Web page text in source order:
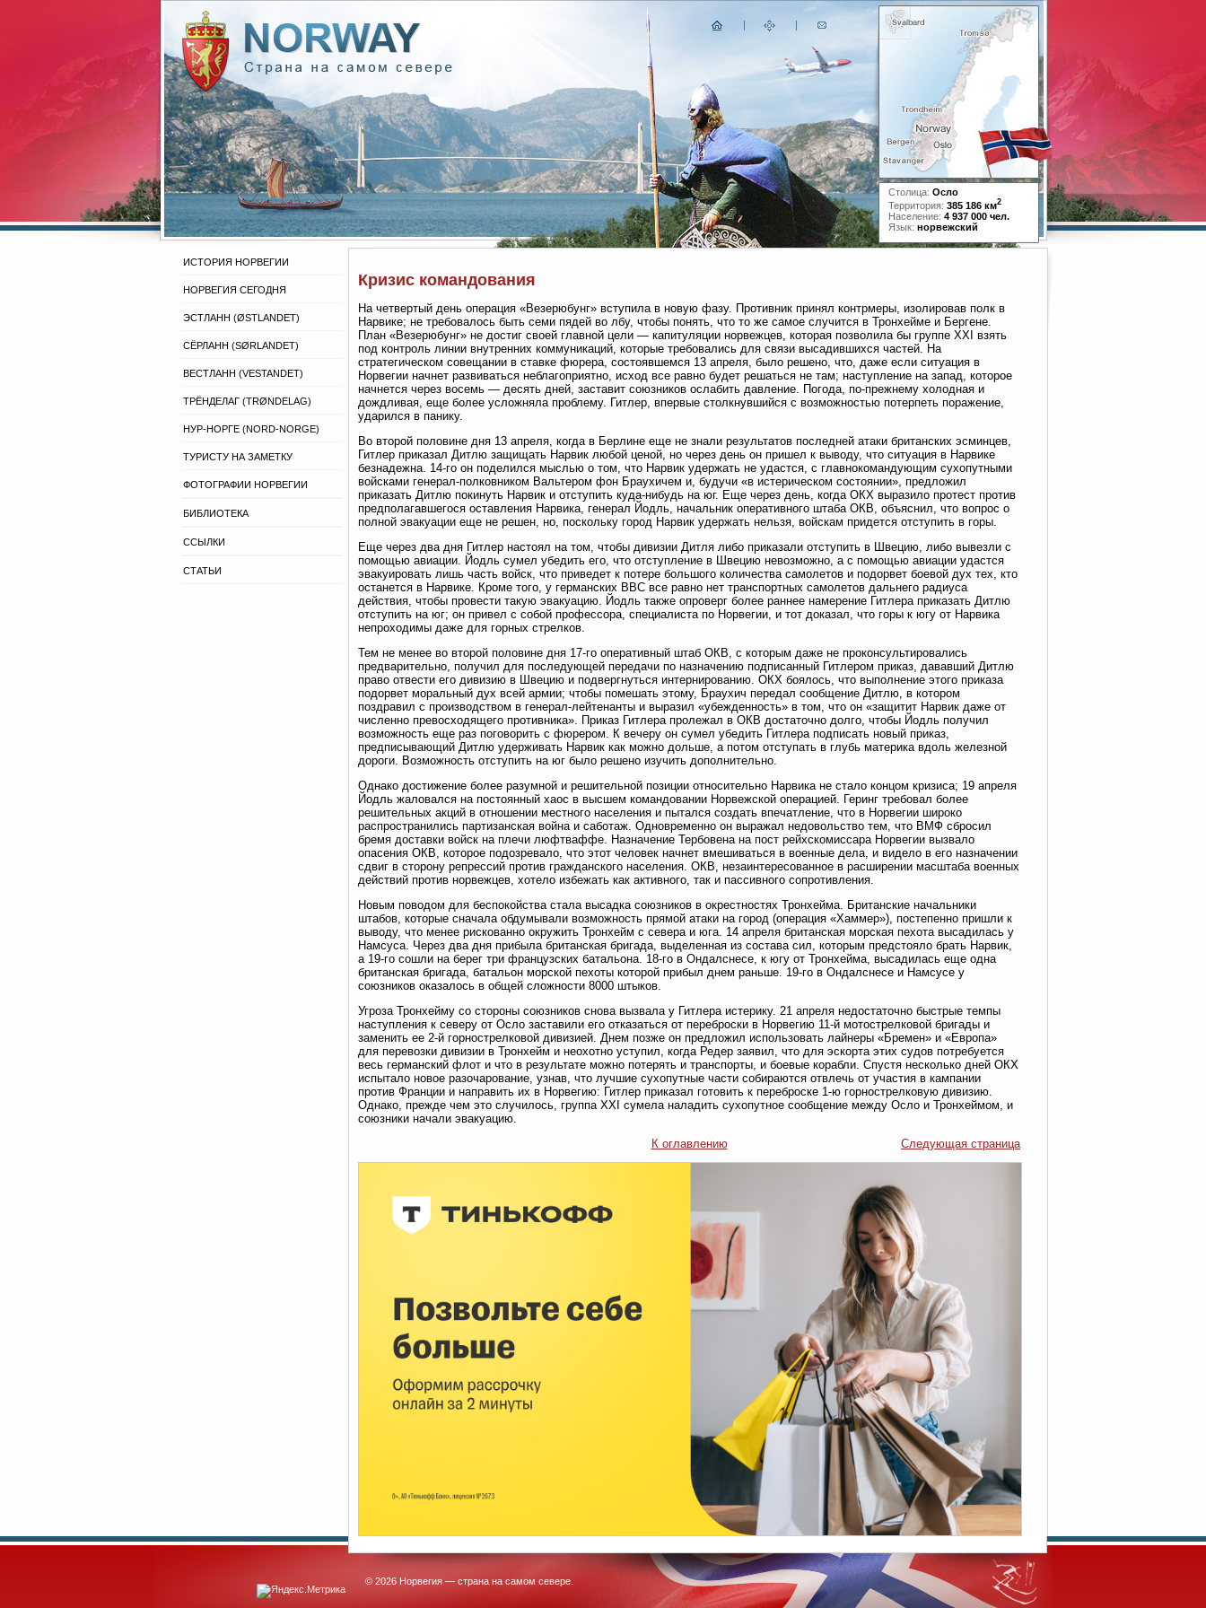
Столица: Осло
Территория: 385 186 км2
Население: 4 937 000 чел.
Язык: норвежский
ИСТОРИЯ НОРВЕГИИ
НОРВЕГИЯ СЕГОДНЯ
ЭСТЛАНН (ØSTLANDET)
СЁРЛАНН (SØRLANDET)
ВЕСТЛАНН (VESTANDET)
ТРЁНДЕЛАГ (TRØNDELAG)
НУР-НОРГЕ (NORD-NORGE)
ТУРИСТУ НА ЗАМЕТКУ
ФОТОГРАФИИ НОРВЕГИИ
БИБЛИОТЕКА
ССЫЛКИ
СТАТЬИ
Кризис командования
На четвертый день операция «Везерюбунг» вступила в новую фазу. Противник принял контрмеры, изолировав полк в
Нарвике; не требовалось быть семи пядей во лбу, чтобы понять, что то же самое случится в Тронхейме и Бергене.
План «Везерюбунг» не достиг своей главной цели — капитуляции норвежцев, которая позволила бы группе XXI взять
под контроль линии внутренних коммуникаций, которые требовались для связи высадившихся частей. На
стратегическом совещании в ставке фюрера, состоявшемся 13 апреля, было решено, что, даже если ситуация в
Норвегии начнет развиваться неблагоприятно, исход все равно будет решаться не там; наступление на запад, которое
начнется через восемь — десять дней, заставит союзников ослабить давление. Погода, по-прежнему холодная и
дождливая, еще более усложняла проблему. Гитлер, впервые столкнувшийся с возможностью потерпеть поражение,
ударился в панику.
Во второй половине дня 13 апреля, когда в Берлине еще не знали результатов последней атаки британских эсминцев,
Гитлер приказал Дитлю защищать Нарвик любой ценой, но через день он пришел к выводу, что ситуация в Нарвике
безнадежна. 14-го он поделился мыслью о том, что Нарвик удержать не удастся, с главнокомандующим сухопутными
войсками генерал-полковником Вальтером фон Браухичем и, будучи «в истерическом состоянии», предложил
приказать Дитлю покинуть Нарвик и отступить куда-нибудь на юг. Еще через день, когда ОКХ выразило протест против
предполагавшегося оставления Нарвика, генерал Йодль, начальник оперативного штаба ОКВ, объяснил, что вопрос о
полной эвакуации еще не решен, но, поскольку город Нарвик удержать нельзя, войскам придется отступить в горы.
Еще через два дня Гитлер настоял на том, чтобы дивизии Дитля либо приказали отступить в Швецию, либо вывезли с
помощью авиации. Йодль сумел убедить его, что отступление в Швецию невозможно, а с помощью авиации удастся
эвакуировать лишь часть войск, что приведет к потере большого количества самолетов и подорвет боевой дух тех, кто
останется в Нарвике. Кроме того, у германских ВВС все равно нет транспортных самолетов дальнего радиуса
действия, чтобы провести такую эвакуацию. Йодль также опроверг более раннее намерение Гитлера приказать Дитлю
отступить на юг; он привел с собой профессора, специалиста по Норвегии, и тот доказал, что горы к югу от Нарвика
непроходимы даже для горных стрелков.
Тем не менее во второй половине дня 17-го оперативный штаб ОКВ, с которым даже не проконсультировались
предварительно, получил для последующей передачи по назначению подписанный Гитлером приказ, дававший Дитлю
право отвести его дивизию в Швецию и подвергнуться интернированию. ОКХ боялось, что выполнение этого приказа
подорвет моральный дух всей армии; чтобы помешать этому, Браухич передал сообщение Дитлю, в котором
поздравил с производством в генерал-лейтенанты и выразил «убежденность» в том, что он «защитит Нарвик даже от
численно превосходящего противника». Приказ Гитлера пролежал в ОКВ достаточно долго, чтобы Йодль получил
возможность еще раз поговорить с фюрером. К вечеру он сумел убедить Гитлера подписать новый приказ,
предписывающий Дитлю удерживать Нарвик как можно дольше, а потом отступать в глубь материка вдоль железной
дороги. Возможность отступить на юг было решено изучить дополнительно.
Однако достижение более разумной и решительной позиции относительно Нарвика не стало концом кризиса; 19 апреля
Йодль жаловался на постоянный хаос в высшем командовании Норвежской операцией. Геринг требовал более
решительных акций в отношении местного населения и пытался создать впечатление, что в Норвегии широко
распространились партизанская война и саботаж. Одновременно он выражал недовольство тем, что ВМФ сбросил
бремя доставки войск на плечи люфтваффе. Назначение Тербовена на пост рейхскомиссара Норвегии вызвало
опасения ОКВ, которое подозревало, что этот человек начнет вмешиваться в военные дела, и видело в его назначении
сдвиг в сторону репрессий против гражданского населения. ОКВ, незаинтересованное в расширении масштаба военных
действий против норвежцев, хотело избежать как активного, так и пассивного сопротивления.
Новым поводом для беспокойства стала высадка союзников в окрестностях Тронхейма. Британские начальники
штабов, которые сначала обдумывали возможность прямой атаки на город (операция «Хаммер»), постепенно пришли к
выводу, что менее рискованно окружить Тронхейм с севера и юга. 14 апреля британская морская пехота высадилась у
Намсуса. Через два дня прибыла британская бригада, выделенная из состава сил, которым предстояло брать Нарвик,
а 19-го сошли на берег три французских батальона. 18-го в Ондалснесе, к югу от Тронхейма, высадилась еще одна
британская бригада, батальон морской пехоты которой прибыл днем раньше. 19-го в Ондалснесе и Намсусе у
союзников оказалось в общей сложности 8000 штыков.
Угроза Тронхейму со стороны союзников снова вызвала у Гитлера истерику. 21 апреля недостаточно быстрые темпы
наступления к северу от Осло заставили его отказаться от переброски в Норвегию 11-й мотострелковой бригады и
заменить ее 2-й горнострелковой дивизией. Днем позже он предложил использовать лайнеры «Бремен» и «Европа»
для перевозки дивизии в Тронхейм и неохотно уступил, когда Редер заявил, что для эскорта этих судов потребуется
весь германский флот и что в результате можно потерять и транспорты, и боевые корабли. Спустя несколько дней ОКХ
испытало новое разочарование, узнав, что лучшие сухопутные части собираются отвлечь от участия в кампании
против Франции и направить их в Норвегию: Гитлер приказал готовить к переброске 1-ю горнострелковую дивизию.
Однако, прежде чем это случилось, группа XXI сумела наладить сухопутное сообщение между Осло и Тронхеймом, и
союзники начали эвакуацию.
К оглавлению
Следующая страница
© 2026 Норвегия — страна на самом севере.